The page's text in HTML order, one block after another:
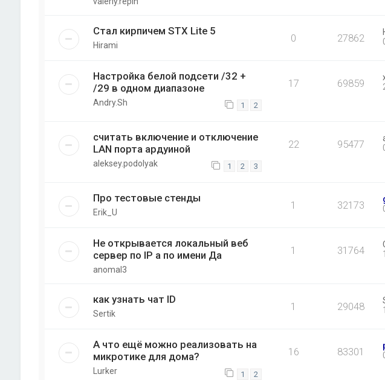
Стал кирпичем STX Lite 5
Hirami
0 27862
Настройка белой подсети /32 +
/29 в одном диапазоне
Andry.Sh 1 2
17 69859
считать включение и отключение
LAN порта ардуиной
aleksey.podolyak 1 2 3
22 95477
Про тестовые стенды
Erik_U
1 32173
Не открывается локальный веб
сервер по IP а по имени Да
anomal3
1 31764
как узнать чат ID
Sertik
1 29048
А что ещё можно реализовать на
микротике для дома?
Lurker 1 2
16 83301